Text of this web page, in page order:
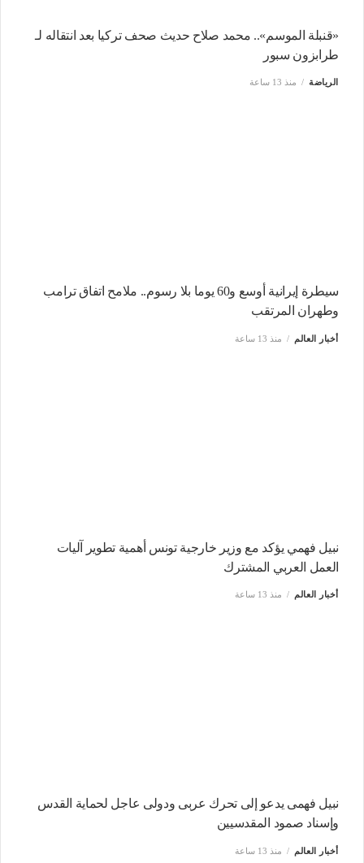
«قنبلة الموسم».. محمد صلاح حديث صحف تركيا بعد انتقاله لـ
طرابزون سبور
الرياضة منذ 13 ساعة
سيطرة إيرانية أوسع و60 يوما بلا رسوم.. ملامح اتفاق ترامب
وطهران المرتقب
أخبار العالم منذ 13 ساعة
نبيل فهمي يؤكد مع وزير خارجية تونس أهمية تطوير آليات
العمل العربي المشترك
أخبار العالم منذ 13 ساعة
نبيل فهمى يدعو إلى تحرك عربى ودولى عاجل لحماية القدس
وإسناد صمود المقدسيين
أخبار العالم منذ 13 ساعة